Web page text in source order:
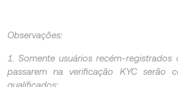
Observações:
1. Somente usuários recém-
passarem na verificação KYC serão
qualificados;